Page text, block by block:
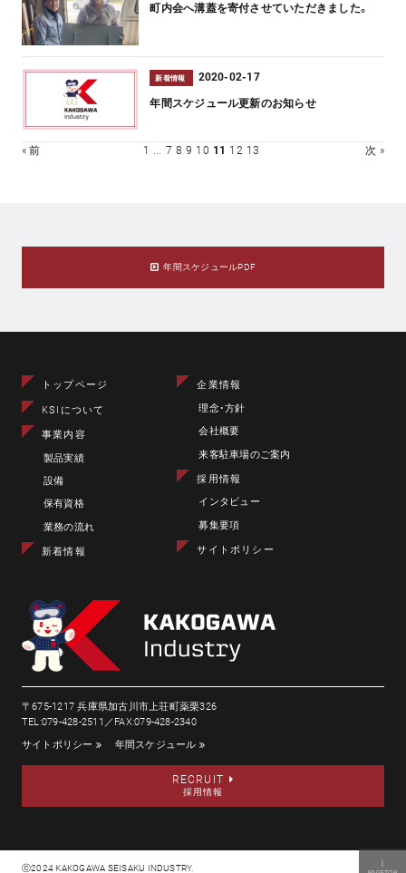
町内会へ溝蓋を寄付させていただきました。
新着情報 2020-02-17
年間スケジュール更新のお知らせ
« 前 1 7 8 9 10 11 12 13 次 »
年間スケジュールPDF
｜
トップページ
KSIについて
事業内容
製品実績
設備
保有資格
業務の流れ
新着情報
企業情報
理念･方針
会社概要
来客駐車場のご案内
採用情報
インタビュー
募集要項
サイトポリシー
〒675-1217 兵庫県加古川市上荘町薬栗326
TEL:079-428-2511／FAX:079-428-2340
サイトポリシー
年間スケジュール
RECRUIT
採用情報
ⓒ2024 KAKOGAWA SEISAKU INDUSTRY.